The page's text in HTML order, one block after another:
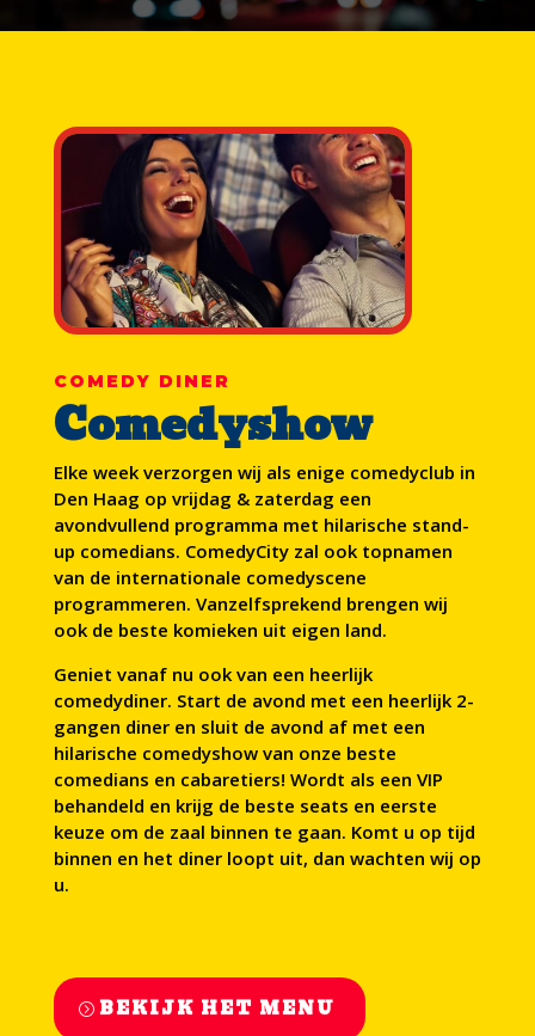
COMEDY DINER
Comedyshow
Elke week verzorgen wij als enige comedyclub in
Den Haag op vrijdag & zaterdag een
avondvullend programma met hilarische stand-
up comedians. ComedyCity zal ook topnamen
van de internationale comedyscene
programmeren. Vanzelfsprekend brengen wij
ook de beste komieken uit eigen land.
Geniet vanaf nu ook van een heerlijk
comedydiner. Start de avond met een heerlijk 2-
gangen diner en sluit de avond af met een
hilarische comedyshow van onze beste
comedians en cabaretiers! Wordt als een VIP
behandeld en krijg de beste seats en eerste
keuze om de zaal binnen te gaan. Komt u op tijd
binnen en het diner loopt uit, dan wachten wij op
u.
BEKIJK HET MENU